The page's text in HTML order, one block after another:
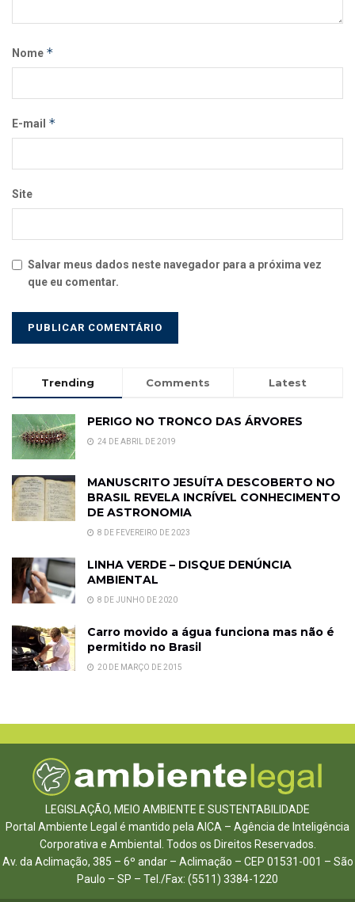
Nome *
E-mail *
Site
Salvar meus dados neste navegador para a próxima vez
que eu comentar.
Trending Comments Latest
PERIGO NO TRONCO DAS ÁRVORES
24 DE ABRIL DE 2019
MANUSCRITO JESUÍTA DESCOBERTO NO
BRASIL REVELA INCRÍVEL CONHECIMENTO
DE ASTRONOMIA
8 DE FEVEREIRO DE 2023
LINHA VERDE – DISQUE DENÚNCIA
AMBIENTAL
8 DE JUNHO DE 2020
Carro movido a água funciona mas não é
permitido no Brasil
20 DE MARÇO DE 2015
LEGISLAÇÃO, MEIO AMBIENTE E SUSTENTABILIDADE
Portal Ambiente Legal é mantido pela AICA – Agência de Inteligência
Corporativa e Ambiental. Todos os Direitos Reservados.
Av. da Aclimação, 385 – 6º andar – Aclimação – CEP 01531-001 – São
Paulo – SP – Tel./Fax: (5511) 3384-1220